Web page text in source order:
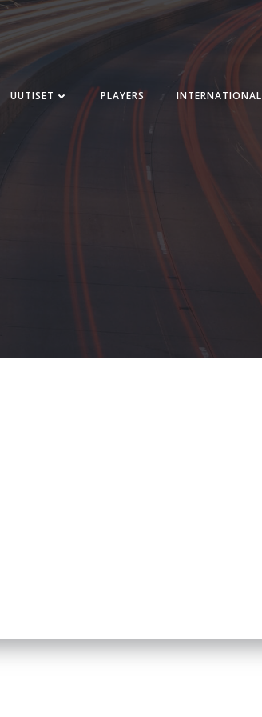
UUTISET PLAYERS INTERNATIONAL